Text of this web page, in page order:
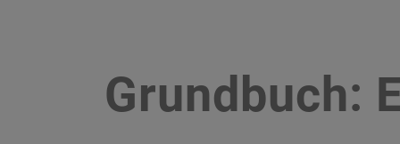
Grundbuch: